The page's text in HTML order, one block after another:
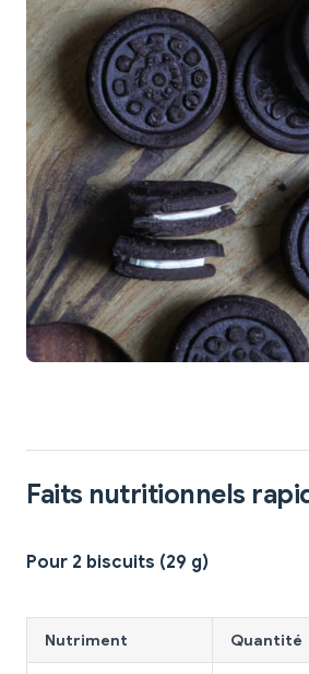
Faits nutritionnels
Pour 2 biscuits (29 g)
Nutriment Quantité